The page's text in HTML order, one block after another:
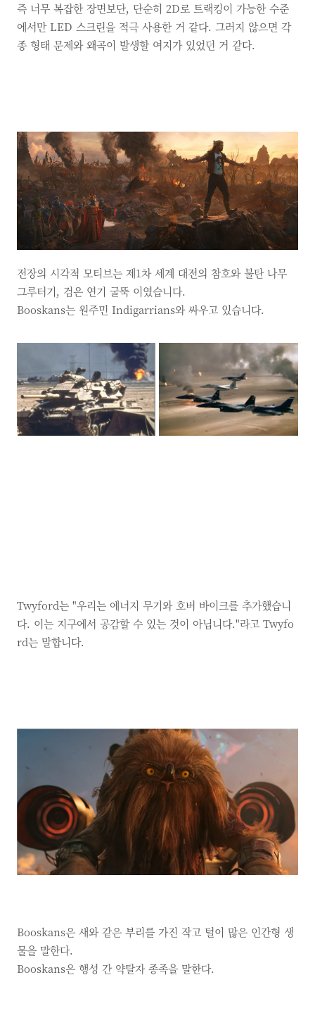
즉 너무 복잡한 장면보단, 단순히 2D로 트랙킹이 가능한 수준
에서만 LED 스크린을 적극 사용한 거 같다. 그러지 않으면 각
종 형태 문제와 왜곡이 발생할 여지가 있었던 거 같다.
전장의 시각적 모티브는 제1차 세계 대전의 참호와 불탄 나무
그루터기, 검은 연기 굴뚝 이였습니다.
Booskans는 원주민 Indigarrians와 싸우고 있습니다.
Twyford는 "우리는 에너지 무기와 호버 바이크를 추가했습니
다. 이는 지구에서 공감할 수 있는 것이 아닙니다."라고 Twyfo
rd는 말합니다.
Booskans은 새와 같은 부리를 가진 작고 털이 많은 인간형 생
물을 말한다.
Booskans은 행성 간 약탈자 종족을 말한다.